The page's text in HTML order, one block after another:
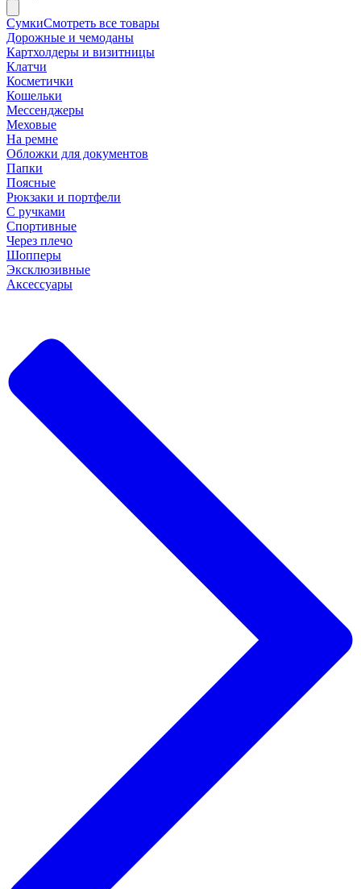
СумкиСмотреть все товары
Дорожные и чемоданы
Картхолдеры и визитницы
Клатчи
Косметички
Кошельки
Мессенджеры
Меховые
На ремне
Обложки для документов
Папки
Поясные
Рюкзаки и портфели
С ручками
Спортивные
Через плечо
Шопперы
Эксклюзивные
Аксессуары